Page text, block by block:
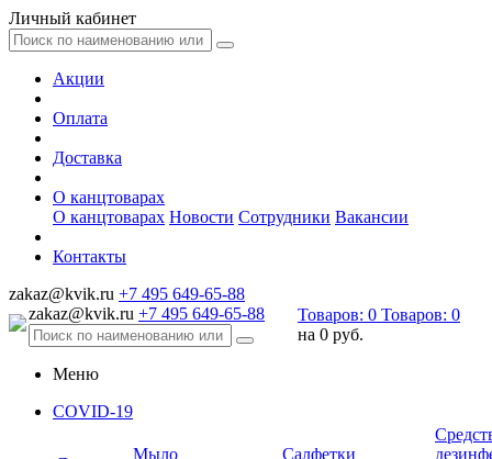
Личный кабинет
Акции
Оплата
Доставка
О канцтоварах
О канцтоварах Новости Сотрудники Вакансии
Контакты
zakaz@kvik.ru +7 495 649-65-88
zakaz@kvik.ru +7 495 649-65-88 Товаров: 0 Товаров: 0
на 0 руб.
Меню
COVID-19
Мыло
Салфетки